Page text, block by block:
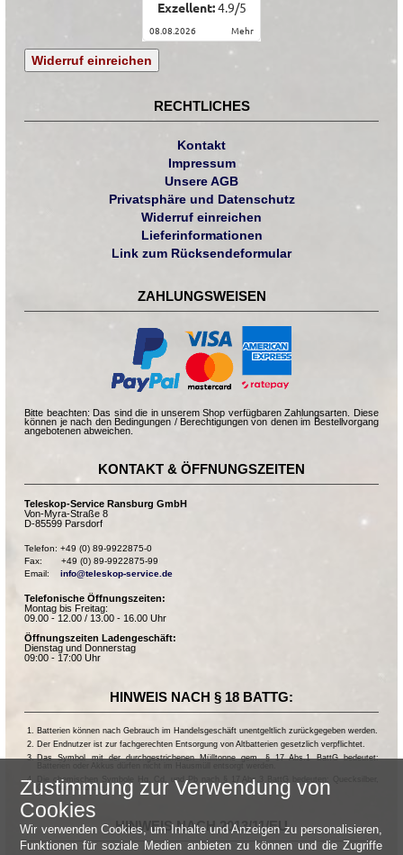
Exzellent:4.9/5
08.08.2026 mehr
Widerruf einreichen
RECHTLICHES
Kontakt
Impressum
Unsere AGB
Privatsphäre und Datenschutz
Widerruf einreichen
Lieferinformationen
Link zum Rücksendeformular
ZAHLUNGSWEISEN
Bitte beachten: Das sind die in unserem Shop verfügbaren Zahlungsarten. Diese
können je nach den Bedingungen / Berechtigungen von denen im Bestellvorgang
angebotenen abweichen.
KONTAKT & ÖFFNUNGSZEITEN
Teleskop-Service Ransburg GmbH
Von-Myra-Straße 8
D-85599 Parsdorf
Telefon: +49 (0) 89-9922875-0
Fax:       +49 (0) 89-9922875-99
Email: info@teleskop-service.de
Telefonische Öffnungszeiten:
Montag bis Freitag:
09.00 - 12.00 / 13.00 - 16.00 Uhr
Öffnungszeiten Ladengeschäft:
Dienstag und Donnerstag
09:00 - 17:00 Uhr
HINWEIS NACH § 18 BATTG:
Batterien können nach Gebrauch im Handelsgeschäft unentgeltlich zurückgegeben werden.
Der Endnutzer ist zur fachgerechten Entsorgung von Altbatterien gesetzlich verpflichtet.
Das Symbol mit der durchgestrichenen Mülltonne gem. § 17 Abs.1 BattG bedeutet:
Die chemischen Symbole Hg, Cd, und Pb nach § 17 Abs.3 BattG bedeuten: Quecksilber,
Cadmium und Blei.
HINWEIS NACH 2013/11/EU
Zustimmung zur Verwendung von
Cookies
Wir verwenden Cookies, um Inhalte und Anzeigen zu personalisieren,
Funktionen für soziale Medien anbieten zu können und die Zugriffe